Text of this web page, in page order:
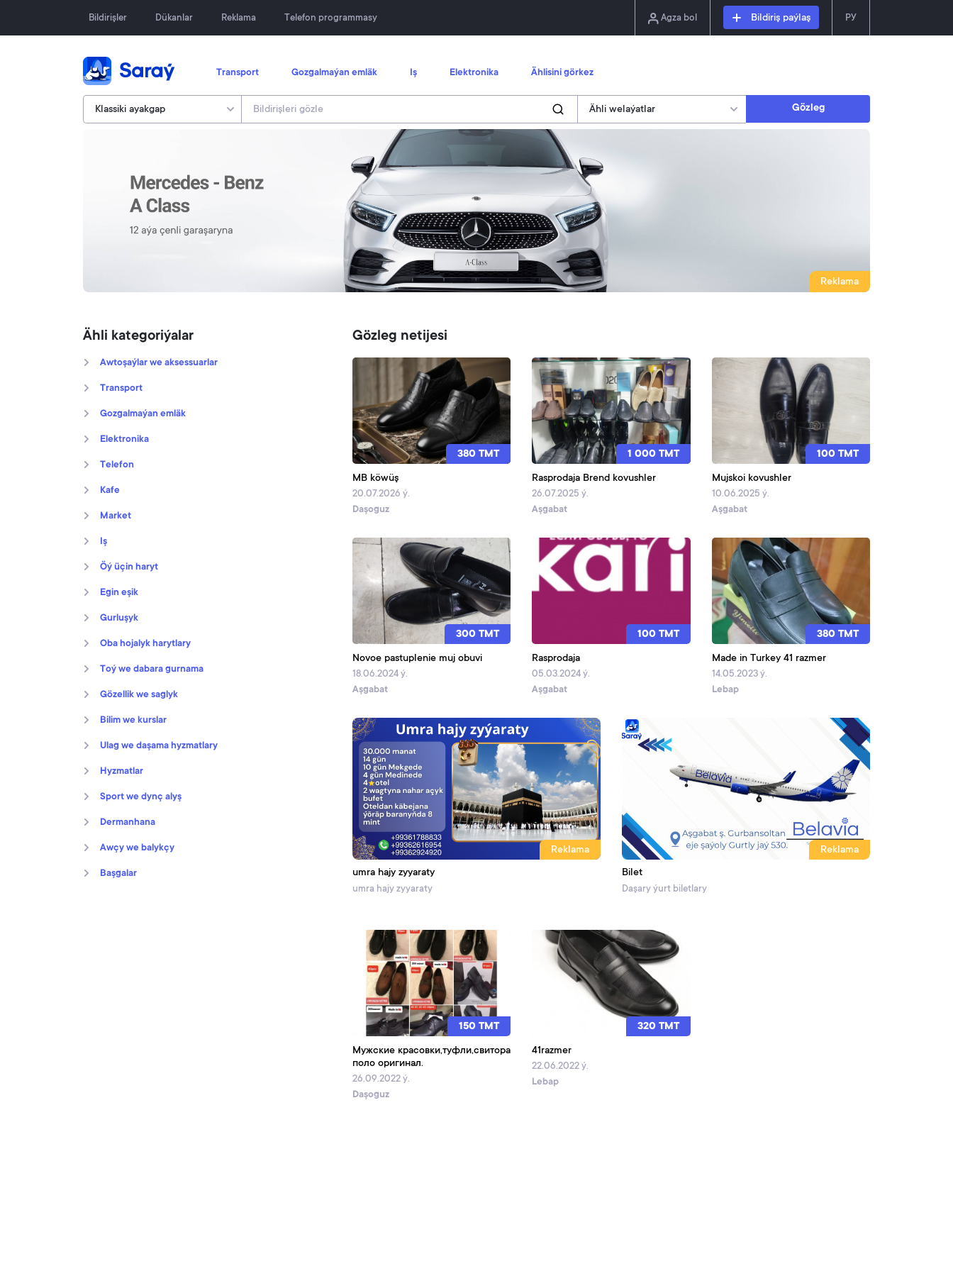
Bildirişler Dükanlar Reklama Telefon programmasy Agza bol Bildiriş paýlaş РУ
Transport Gozgalmaýan emläk Iş Elektronika Ählisini görkez
Gözleg
Reklama
Ähli kategoriýalar
Awtoşaýlar we aksessuarlar
Transport
Gozgalmaýan emläk
Elektronika
Telefon
Kafe
Market
Iş
Öý üçin haryt
Egin eşik
Gurluşyk
Oba hojalyk harytlary
Toý we dabara gurnama
Gözellik we saglyk
Bilim we kurslar
Ulag we daşama hyzmatlary
Hyzmatlar
Sport we dynç alyş
Dermanhana
Awçy we balykçy
Başgalar
Gözleg netijesi
380 TMT
MB köwüş
20.07.2026 ý.
Daşoguz
1 000 TMT
Rasprodaja Brend kovushler
26.07.2025 ý.
Aşgabat
100 TMT
Mujskoi kovushler
10.06.2025 ý.
Aşgabat
300 TMT
Novoe pastuplenie muj obuvi
18.06.2024 ý.
Aşgabat
100 TMT
Rasprodaja
05.03.2024 ý.
Aşgabat
380 TMT
Made in Turkey 41 razmer
14.05.2023 ý.
Lebap
Reklama
umra hajy zyyaraty
umra hajy zyyaraty
Reklama
Bilet
Daşary ýurt biletlary
150 TMT
Мужские красовки,туфли,свитора
поло оригинал.
26.09.2022 ý.
Daşoguz
320 TMT
41razmer
22.06.2022 ý.
Lebap